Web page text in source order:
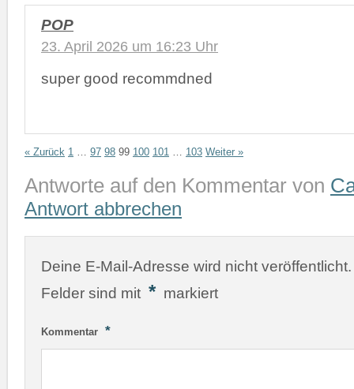
POP
23. April 2026 um 16:23 Uhr
super good recommdned
« Zurück 1 97 98 99 100 101 103 Weiter »
Antworte auf den Kommentar von
Antwort abbrechen
Deine E-Mail-Adresse wird nicht veröffentlicht.
Felder sind mit * markiert
Kommentar *